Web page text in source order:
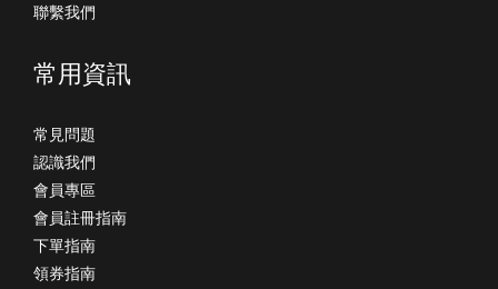
聯繫我們
常用資訊
常見問題
認識我們
會員專區
會員註冊指南
下單指南
領券指南